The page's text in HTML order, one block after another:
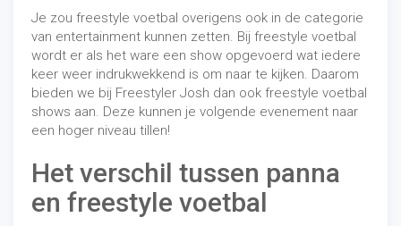
Je zou freestyle voetbal overigens ook in de categorie
van entertainment kunnen zetten. Bij freestyle voetbal
wordt er als het ware een show opgevoerd wat iedere
keer weer indrukwekkend is om naar te kijken. Daarom
bieden we bij Freestyler Josh dan ook freestyle voetbal
shows aan. Deze kunnen je volgende evenement naar
een hoger niveau tillen!
Het verschil tussen panna
en freestyle voetbal